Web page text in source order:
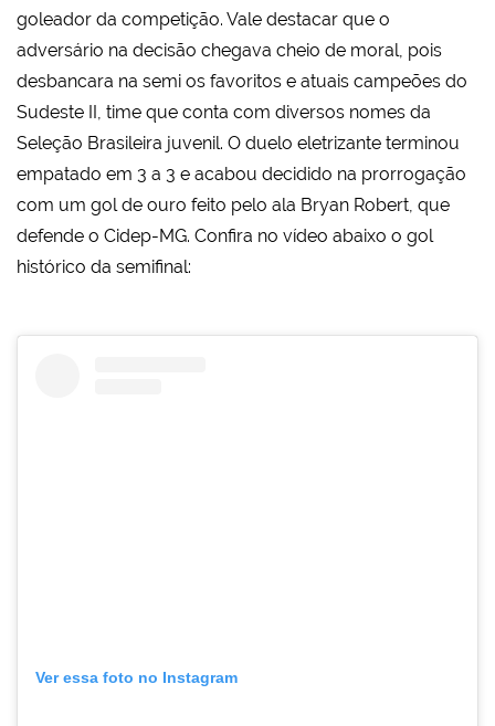
goleador da competição. Vale destacar que o
adversário na decisão chegava cheio de moral, pois
desbancara na semi os favoritos e atuais campeões do
Sudeste II, time que conta com diversos nomes da
Seleção Brasileira juvenil. O duelo eletrizante terminou
empatado em 3 a 3 e acabou decidido na prorrogação
com um gol de ouro feito pelo ala Bryan Robert, que
defende o Cidep-MG. Confira no vídeo abaixo o gol
histórico da semifinal:
Ver essa foto no Instagram